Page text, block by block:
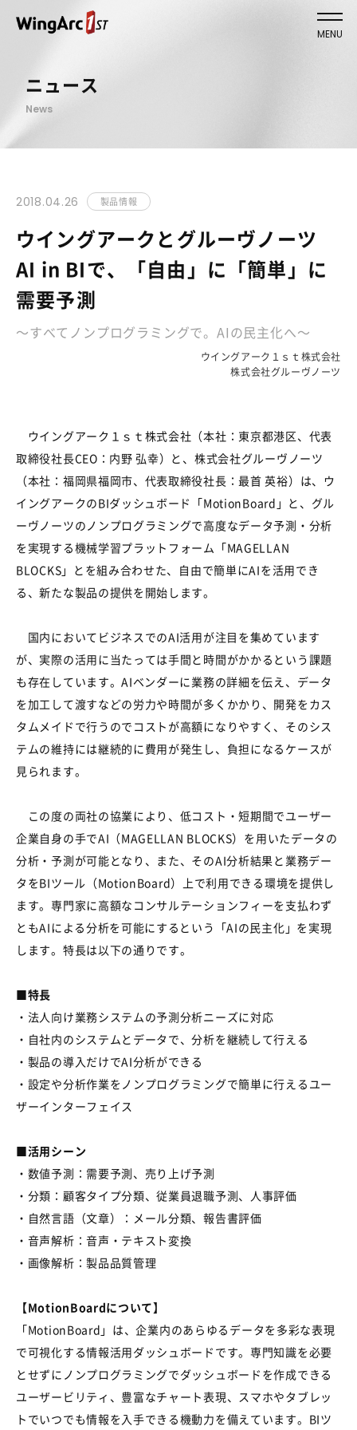
MENU
ニュース
News
2018.04.26 製品情報
ウイングアークとグルーヴノーツ
AI in BIで、「自由」に「簡単」に
需要予測
～すべてノンプログラミングで。AIの民主化へ～
ウイングアーク１ｓｔ株式会社
株式会社グルーヴノーツ
ウイングアーク１ｓｔ株式会社（本社：東京都港区、代表
取締役社長CEO：内野 弘幸）と、株式会社グルーヴノーツ
（本社：福岡県福岡市、代表取締役社長：最首 英裕）は、ウ
イングアークのBIダッシュボード「MotionBoard」と、グル
ーヴノーツのノンプログラミングで高度なデータ予測・分析
を実現する機械学習プラットフォーム「MAGELLAN
BLOCKS」とを組み合わせた、自由で簡単にAIを活用でき
る、新たな製品の提供を開始します。
国内においてビジネスでのAI活用が注目を集めています
が、実際の活用に当たっては手間と時間がかかるという課題
も存在しています。AIベンダーに業務の詳細を伝え、データ
を加工して渡すなどの労力や時間が多くかかり、開発をカス
タムメイドで行うのでコストが高額になりやすく、そのシス
テムの維持には継続的に費用が発生し、負担になるケースが
見られます。
この度の両社の協業により、低コスト・短期間でユーザー
企業自身の手でAI（MAGELLAN BLOCKS）を用いたデータの
分析・予測が可能となり、また、そのAI分析結果と業務デー
タをBIツール（MotionBoard）上で利用できる環境を提供し
ます。専門家に高額なコンサルテーションフィーを支払わず
ともAIによる分析を可能にするという「AIの民主化」を実現
します。特長は以下の通りです。
■特長
・法人向け業務システムの予測分析ニーズに対応
・自社内のシステムとデータで、分析を継続して行える
・製品の導入だけでAI分析ができる
・設定や分析作業をノンプログラミングで簡単に行えるユー
ザーインターフェイス
■活用シーン
・数値予測：需要予測、売り上げ予測
・分類：顧客タイプ分類、従業員退職予測、人事評価
・自然言語（文章）：メール分類、報告書評価
・音声解析：音声・テキスト変換
・画像解析：製品品質管理
【MotionBoardについて】
「MotionBoard」は、企業内のあらゆるデータを多彩な表現
で可視化する情報活用ダッシュボードです。専門知識を必要
とせずにノンプログラミングでダッシュボードを作成できる
ユーザービリティ、豊富なチャート表現、スマホやタブレッ
トでいつでも情報を入手できる機動力を備えています。BIツ